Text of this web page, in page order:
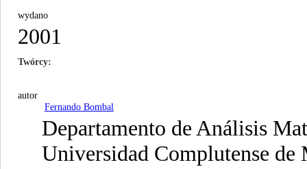
wydano
2001
Twórcy
autor
Fernando Bombal
Departamento de Análisis
Universidad Complutense